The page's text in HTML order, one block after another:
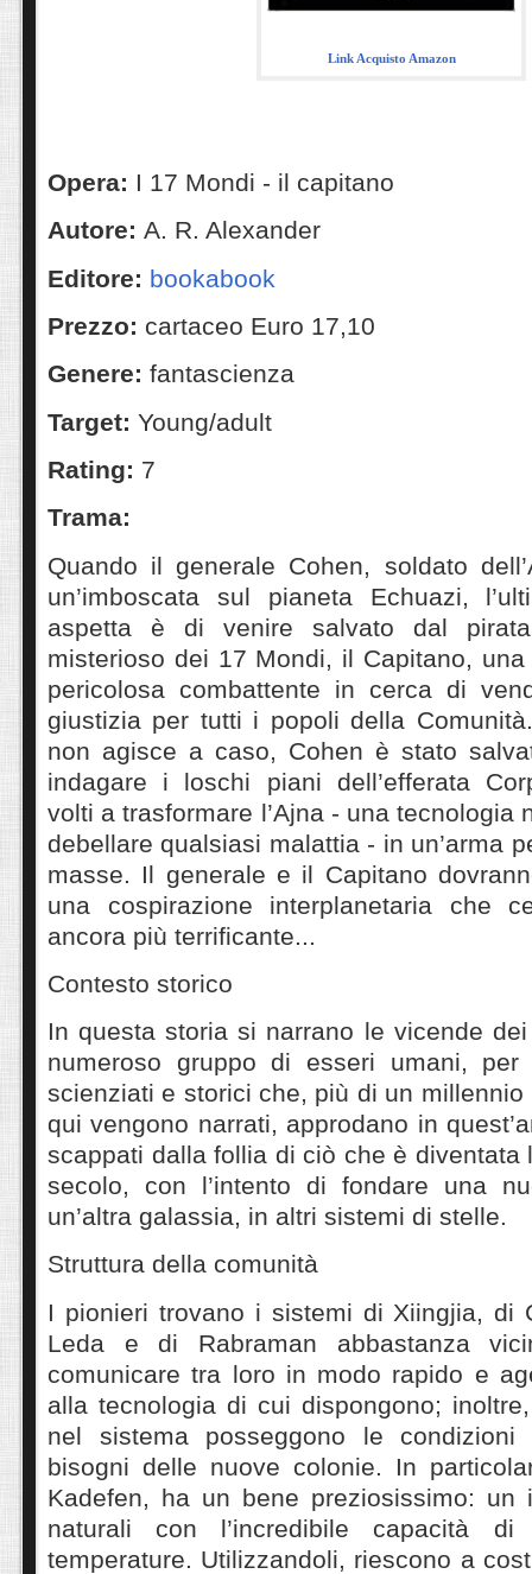
Link Acquisto Amazon
Opera: I 17 Mondi - il capitano
Autore: A. R. Alexander
Editore: bookabook
Prezzo: cartaceo Euro 17,10
Genere: fantascienza
Target: Young/adult
Rating: 7
Trama:
Quando il generale Cohen, soldato
un’imboscata sul pianeta Echuazi,
aspetta è di venire salvato dal
misterioso dei 17 Mondi, il Capitano,
pericolosa combattente in cerca di
giustizia per tutti i popoli della
non agisce a caso, Cohen è stato
indagare i loschi piani dell’efferata
volti a trasformare l’Ajna - una tecnologia
debellare qualsiasi malattia - in un’arma
masse. Il generale e il Capitano
una cospirazione interplanetaria che
ancora più terrificante...
Contesto storico
In questa storia si narrano le vicende
numeroso gruppo di esseri umani,
scienziati e storici che, più di un
qui vengono narrati, approdano in
scappati dalla follia di ciò che è diventata
secolo, con l’intento di fondare una
un’altra galassia, in altri sistemi di stelle.
Struttura della comunità
I pionieri trovano i sistemi di Xiingjia, di
Leda e di Rabraman abbastanza
comunicare tra loro in modo rapido e
alla tecnologia di cui dispongono;
nel sistema posseggono le
bisogni delle nuove colonie. In
Kadefen, ha un bene preziosissimo: un
naturali con l’incredibile capacità
temperature. Utilizzandoli, riescono a